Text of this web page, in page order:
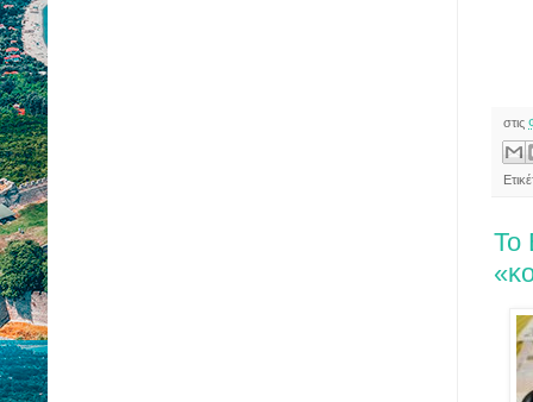
στις
Το